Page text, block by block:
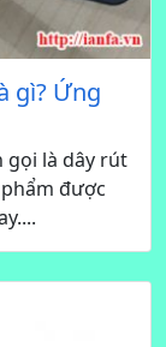
gì? Ứng
gọi là dây rút
được